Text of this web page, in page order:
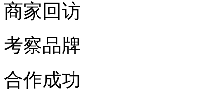
商家回访
考察品牌
合作成功